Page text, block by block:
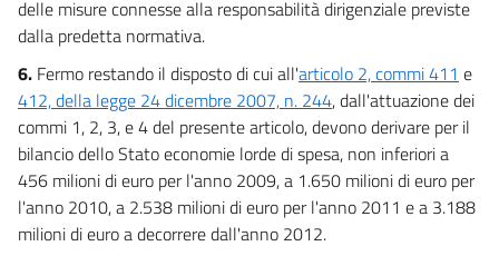
85
Allegati
Elenco 1
Elenco 1
Elenco 2
Elenco 2
delle misure connesse alla responsabilità dirigenziale previste
dalla predetta normativa.
6. Fermo restando il disposto di cui all'articolo 2, commi 411 e
412, della legge 24 dicembre 2007, n. 244, dall'attuazione dei
commi 1, 2, 3, e 4 del presente articolo, devono derivare per il
bilancio dello Stato economie lorde di spesa, non inferiori a
456 milioni di euro per l'anno 2009, a 1.650 milioni di euro per
l'anno 2010, a 2.538 milioni di euro per l'anno 2011 e a 3.188
milioni di euro a decorrere dall'anno 2012.